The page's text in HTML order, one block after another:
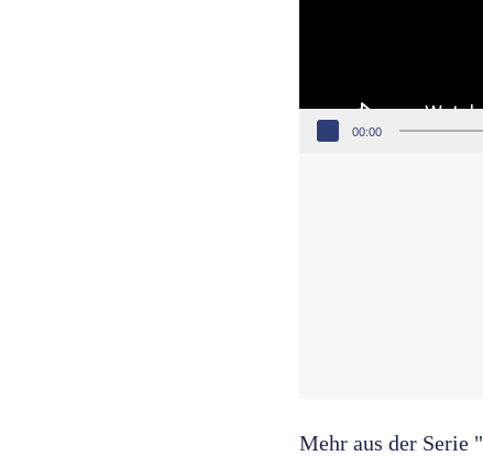
00:00
Mehr aus der Serie "